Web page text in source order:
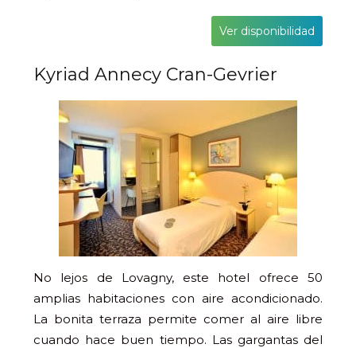
Ver disponibilidad
Kyriad Annecy Cran-Gevrier
No lejos de Lovagny, este hotel ofrece 50
amplias habitaciones con aire acondicionado.
La bonita terraza permite comer al aire libre
cuando hace buen tiempo. Las gargantas del